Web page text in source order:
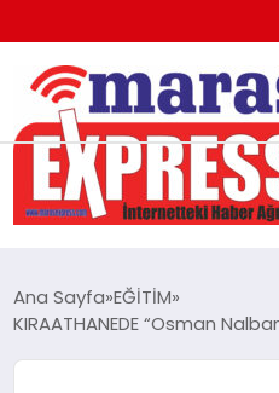
K.MARAŞ
ANDIRIN
Ana Sayfa EĞİTİM
KIRAATHANEDE “Osman